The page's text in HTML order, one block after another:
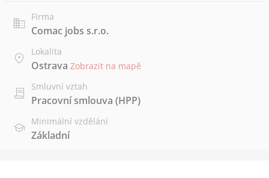
Firma
Comac jobs s.r.o.
Lokalita
Ostrava Zobrazit na mapě
Smluvní vztah
Pracovní smlouva (HPP)
Minimální vzdělání
Základní